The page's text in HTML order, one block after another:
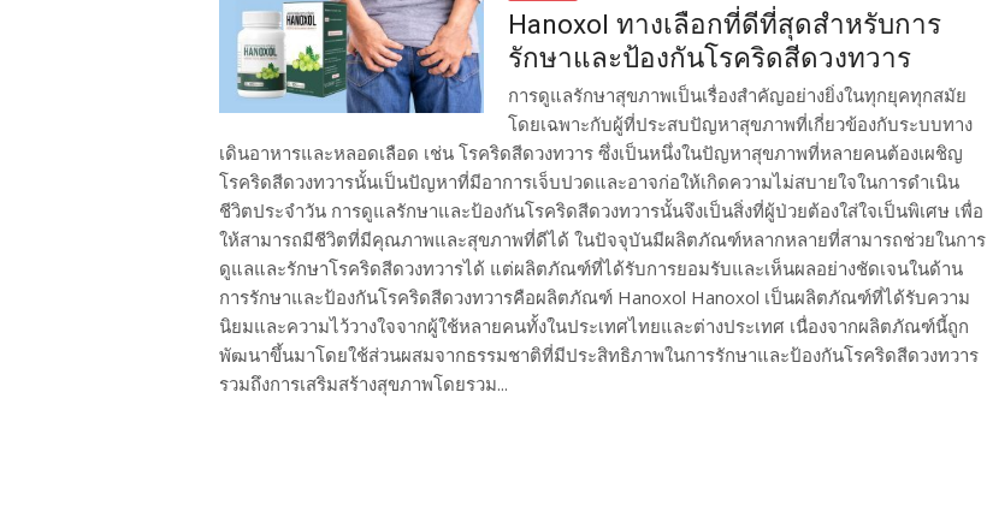
Hanoxol ทางเลือกที่ดีที่สุดสำหรับการ
รักษาและป้องกันโรคริดสีดวงทวาร
การดูแลรักษาสุขภาพเป็นเรื่องสำคัญอย่างยิ่งในทุกยุคทุกสมัย
โดยเฉพาะกับผู้ที่ประสบปัญหาสุขภาพที่เกี่ยวข้องกับระบบทาง
เดินอาหารและหลอดเลือด เช่น โรคริดสีดวงทวาร ซึ่งเป็นหนึ่งในปัญหาสุขภาพที่หลายคนต้องเผชิญ
โรคริดสีดวงทวารนั้นเป็นปัญหาที่มีอาการเจ็บปวดและอาจก่อให้เกิดความไม่สบายใจในการดำเนิน
ชีวิตประจำวัน การดูแลรักษาและป้องกันโรคริดสีดวงทวารนั้นจึงเป็นสิ่งที่ผู้ป่วยต้องใส่ใจเป็นพิเศษ เพื่อ
ให้สามารถมีชีวิตที่มีคุณภาพและสุขภาพที่ดีได้ ในปัจจุบันมีผลิตภัณฑ์หลากหลายที่สามารถช่วยในการ
ดูแลและรักษาโรคริดสีดวงทวารได้ แต่ผลิตภัณฑ์ที่ได้รับการยอมรับและเห็นผลอย่างชัดเจนในด้าน
การรักษาและป้องกันโรคริดสีดวงทวารคือผลิตภัณฑ์ Hanoxol Hanoxol เป็นผลิตภัณฑ์ที่ได้รับความ
นิยมและความไว้วางใจจากผู้ใช้หลายคนทั้งในประเทศไทยและต่างประเทศ เนื่องจากผลิตภัณฑ์นี้ถูก
พัฒนาขึ้นมาโดยใช้ส่วนผสมจากธรรมชาติที่มีประสิทธิภาพในการรักษาและป้องกันโรคริดสีดวงทวาร
รวมถึงการเสริมสร้างสุขภาพโดยรวม...